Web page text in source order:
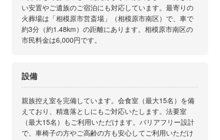
い安置やご遺族のご宿泊にも対応しています。最寄りの
火葬場は「相模原市営斎場」（相模原市南区）で、車で
約3分（約1.48km）の距離にあります。相模原市南区の
市民料金は6,000円です。
設備
親族控え室を完備しています。会食室（最大15名）を備
えており、精進落としにもご対応いたします。法要室
（最大15名）もご利用いただけます。バリアフリー設計
で、車椅子の方やご高齢の方も安心してご利用いただけ